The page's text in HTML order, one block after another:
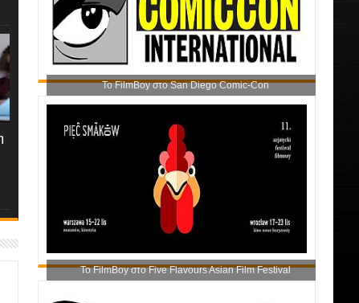
Το FilmBoy στο San Diego Comic-Con
Το FilmBoy στο Five Flavours Asian Film Festival